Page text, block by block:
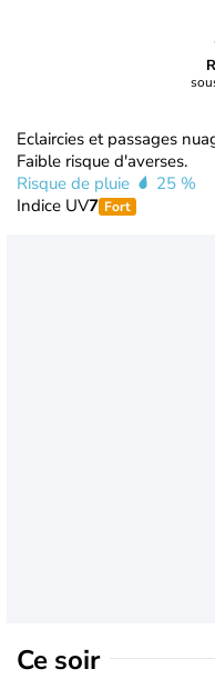
Eclaircies et passages
Faible risque d'averses.
Risque de pluie
25 %
Indice UV7 Fort
Ce soir